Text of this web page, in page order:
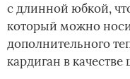
с длинной юбкой,
который можно
дополнительного
кардиган в качестве